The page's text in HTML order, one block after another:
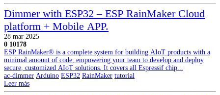
Dimmer with ESP32 – ESP RainMaker Cloud
platform + Mobile APP.
28 mar 2025
0 10178
ESP RainMaker® is a complete system for building AIoT products with a
minimal amount of code, empowering your team to develop and deploy
secure, customized AIoT solutions. It covers all Espressif chip...
ac-dimmer Arduino ESP32 RainMaker tutorial
Leer más